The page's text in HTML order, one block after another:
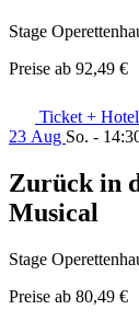
Stage
Preise ab 92,49 €
Ticket + Hotel
23 Aug So. -
Zurück in
Musical
Stage
Preise ab 80,49 €